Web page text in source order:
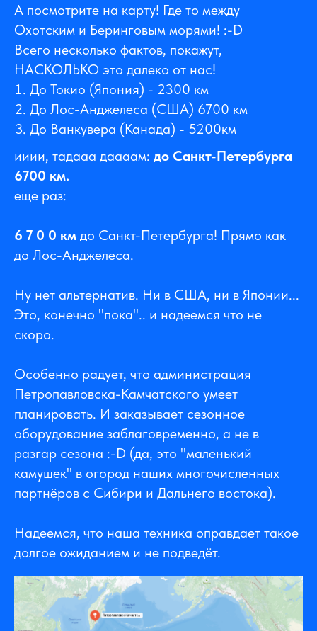
А посмотрите на карту! Где то между
Охотским и Беринговым морями! :-D
Всего несколько фактов, покажут,
НАСКОЛЬКО это далеко от нас!
До Токио (Япония) - 2300 км
До Лос-Анджелеса (США) 6700 км
До Ванкувера (Канада) - 5200км
ииии, тадааа даааам: до Санкт-Петербурга
6700 км.
еще раз:
6 7 0 0 км до Санкт-Петербурга! Прямо как
до Лос-Анджелеса.
Ну нет альтернатив. Ни в США, ни в Японии...
Это, конечно "пока".. и надеемся что не
скоро.
Особенно радует, что администрация
Петропавловска-Камчатского умеет
планировать. И заказывает сезонное
оборудование заблаговременно, а не в
разгар сезона :-D (да, это "маленький
камушек" в огород наших многочисленных
партнёров с Сибири и Дальнего востока).
Надеемся, что наша техника оправдает такое
долгое ожиданием и не подведёт.